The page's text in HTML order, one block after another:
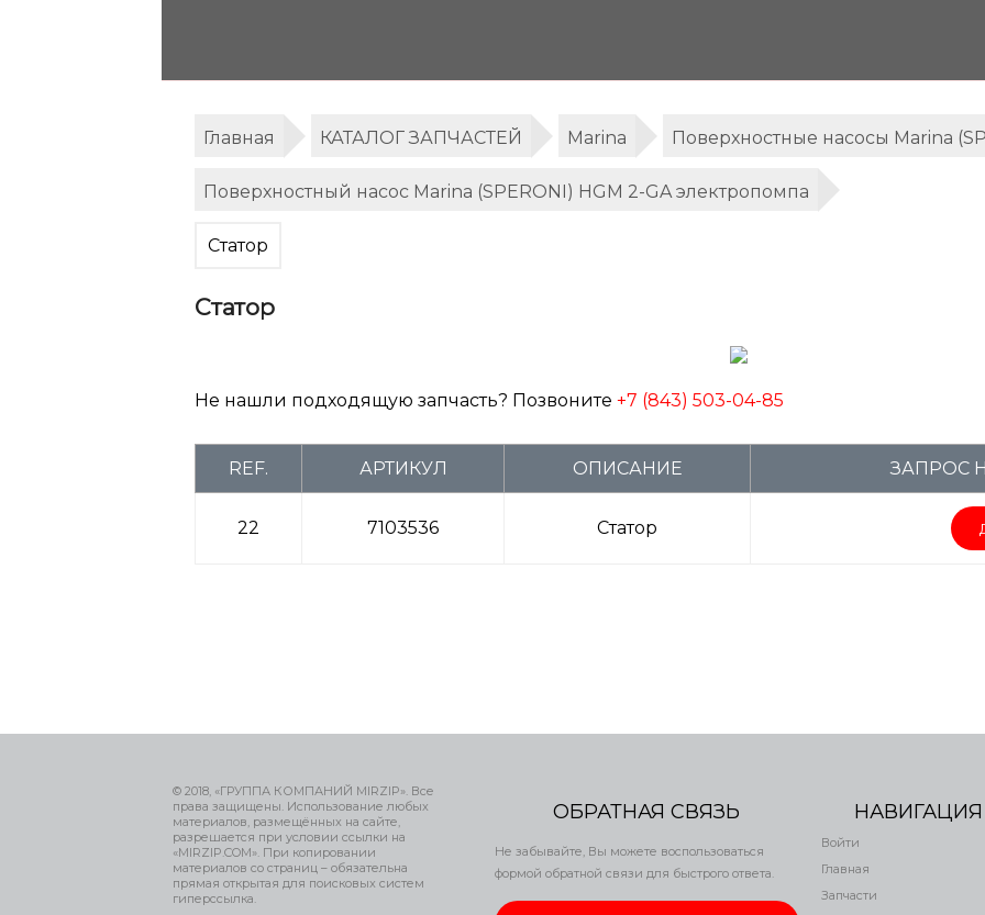
Главная КАТАЛОГ ЗАПЧАСТЕЙ Marina Поверхностные насосы Marina
Поверхностный насос Marina (SPERONI) HGM 2-GA электропомпа
Статор
Статор
Не нашли подходящую запчасть? Позвоните +7 (843) 503-04-85
REF. АРТИКУЛ ОПИСАНИЕ ЗАПРОС
22 7103536 Статор
© 2018, «ГРУППА КОМПАНИЙ MIRZIP». Все
права защищены. Использование любых
материалов, размещённых на сайте,
разрешается при условии ссылки на
«MIRZIP.COM». При копировании
материалов со страниц – обязательна
прямая открытая для поисковых систем
гиперссылка.
ОБРАТНАЯ СВЯЗЬ
Не забывайте, Вы можете воспользоваться
формой обратной связи для быстрого ответа.
НАВИГАЦИЯ
Войти
Главная
Запчасти